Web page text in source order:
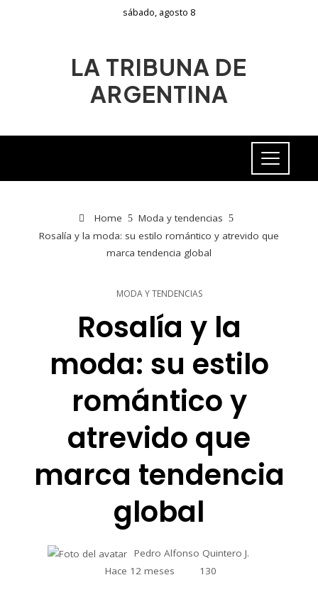
sábado, agosto 8
LA TRIBUNA DE
ARGENTINA
Home
Moda y tendencias
Rosalía y la moda: su estilo romántico y atrevido que
marca tendencia global
MODA Y TENDENCIAS
Rosalía y la
moda: su estilo
romántico y
atrevido que
marca tendencia
global
Pedro Alfonso Quintero J.
Hace 12 meses
130